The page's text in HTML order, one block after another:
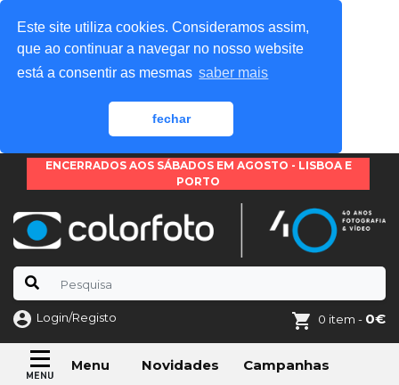
Este site utiliza cookies. Consideramos assim,
que ao continuar a navegar no nosso website
está a consentir as mesmas saber mais
fechar
ENCERRADOS AOS SÁBADOS EM AGOSTO - LISBOA E
PORTO
Login/Registo 0 item - 0€
Menu Novidades Campanhas